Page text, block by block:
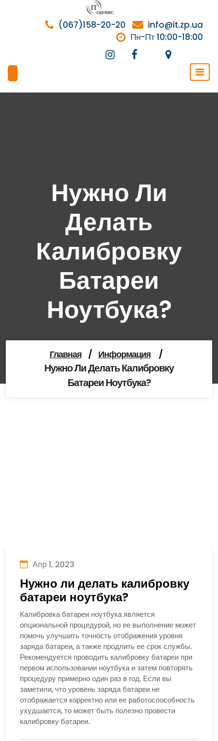
содержимому
info@it.zp.ua
(067)158-20-20
Пн-Пт 10:00-18:00
Нужно Ли
Делать
Калибровку
Батареи
Ноутбука?
Главная / Информация /
Нужно Ли Делать Калибровку
Батареи Ноутбука?
Апр 1, 2023
Нужно ли делать калибровку
батареи ноутбука?
Калибровка батареи ноутбука является
опциональной процедурой, но ее выполнение может
помочь улучшить точность отображения уровня
заряда батареи, а также продлить ее срок службы.
Рекомендуется проводить калибровку батареи при
первом использовании ноутбука и затем повторять
процедуру примерно один раз в год. Если вы
заметили, что уровень заряда батареи не
отображается корректно или ее работоспособность
ухудшается, то может быть полезно провести
калибровку батареи.